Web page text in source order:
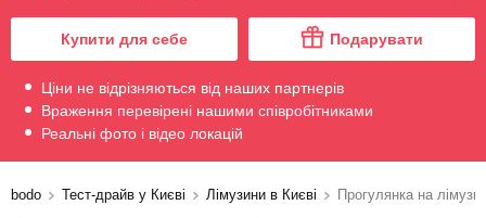
Купити для себе Подарувати
Ціни не відрізняються від наших партнерів
Враження перевірені нашими співробітниками
Реальні фото і відео локацій
bodo Тест-драйв у Києві Лімузини в Києві Прогулянка на